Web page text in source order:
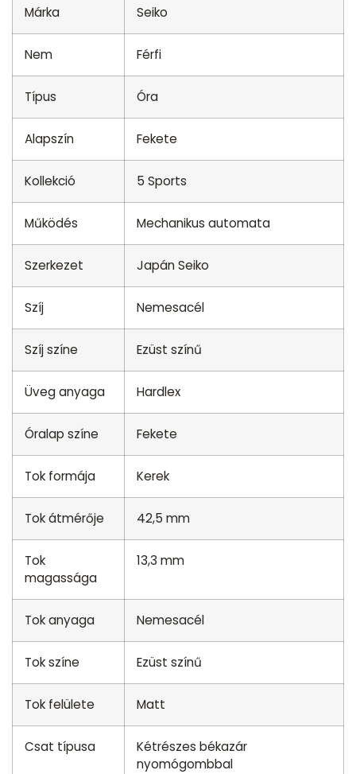
Márka Seiko
Nem Férfi
Típus Óra
Alapszín Fekete
Kollekció 5 Sports
Működés Mechanikus automata
Szerkezet Japán Seiko
Szíj Nemesacél
Szíj színe Ezüst színű
Üveg anyaga Hardlex
Óralap színe Fekete
Tok formája Kerek
Tok átmérője 42,5 mm
Tok
magassága
13,3 mm
Tok anyaga Nemesacél
Tok színe Ezüst színű
Tok felülete Matt
Csat típusa
Kétrészes békazár
nyomógombbal